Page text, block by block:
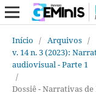
Início / Arquivos /
v. 14 n. 3 (2023):
audiovisual - Parte 1
/
Dossiê - Narrativas